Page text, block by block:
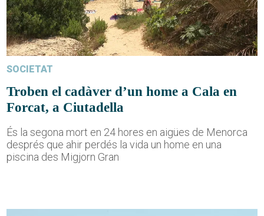
SOCIETAT
Troben el cadàver d’un home a Cala en
Forcat, a Ciutadella
És la segona mort en 24 hores en aigües de Menorca
després que ahir perdés la vida un home en una
piscina des Migjorn Gran